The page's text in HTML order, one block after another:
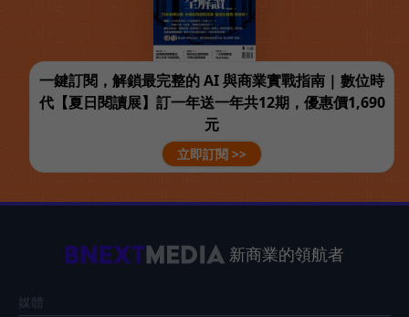
一鍵訂閱，解鎖最完整的 AI 與商業實戰指南 | 數位時
代【夏日閱讀展】訂一年送一年共12期，優惠價1,690
元
立即訂閱 >>
新商業的領航者
媒體